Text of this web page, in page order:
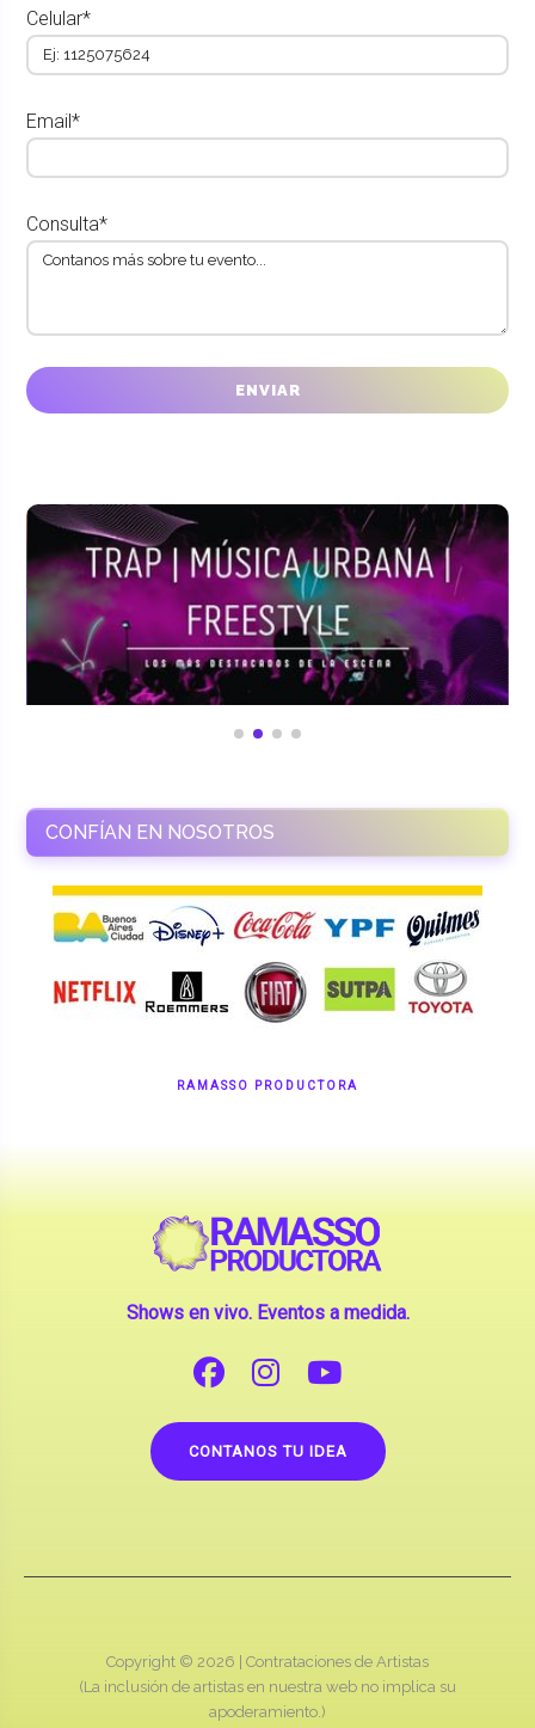
Celular*
Email*
Consulta*
CONFÍAN EN NOSOTROS
RAMASSO PRODUCTORA
Shows en vivo. Eventos a medida.
CONTANOS TU IDEA
Copyright © 2026 | Contrataciones de Artistas
(La inclusión de artistas en nuestra web no implica su
apoderamiento.)